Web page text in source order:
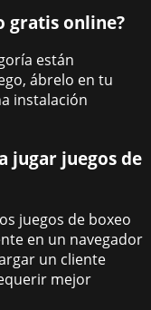
gratis online?
están
ábrelo en tu
instalación
jugar juegos de
juegos de boxeo
en un navegador
un cliente
mejor